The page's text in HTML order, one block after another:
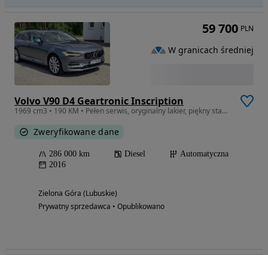
Volvo V90 D4 Geartronic Inscription
1969 cm3 • 190 KM • Pełen serwis, oryginalny lakier, piękny stan, bdb. wyposażenie
Zweryfikowane dane
286 000 km Diesel
Automatyczna
2016
Zielona Góra (Lubuskie)
Prywatny sprzedawca • Opublikowano
59 700 PLN
W granicach średniej